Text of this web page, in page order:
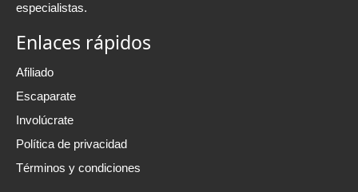
especialistas.
Enlaces rápidos
Afiliado
Escaparate
Involúcrate
Política de privacidad
Términos y condiciones